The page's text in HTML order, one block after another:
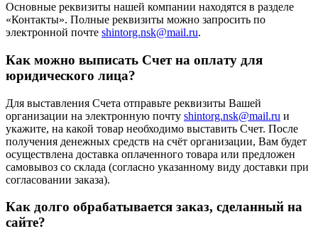
Основные реквизиты нашей компании находятся в разделе
«Контакты». Полные реквизиты можно запросить по
электронной почте shintorg.nsk@mail.ru.
Как можно выписать Счет на оплату для
юридического лица?
Для выставления Счета отправьте реквизиты Вашей
организации на электронную почту shintorg.nsk@mail.ru и
укажите, на какой товар необходимо выставить Счет. После
получения денежных средств на счёт организации, Вам будет
осуществлена доставка оплаченного товара или предложен
самовывоз со склада (согласно указанному виду доставки при
согласовании заказа).
Как долго обрабатывается заказ, сделанный на
сайте?